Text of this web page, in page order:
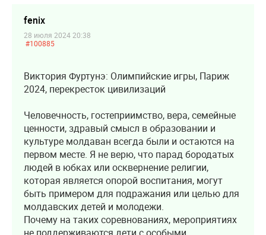
fenix
28 июля 2024 20:38
#100885
Виктория Фуртунэ: Олимпийские игры, Париж
2024, перекресток цивилизаций
Человечность, гостеприимство, вера, семейные
ценности, здравый смысл в образовании и
культуре молдаван всегда были и остаются на
первом месте. Я не верю, что парад бородатых
людей в юбках или осквернение религии,
которая является опорой воспитания, могут
быть примером для подражания или целью для
молдавских детей и молодежи.
Почему на таких соревнованиях, мероприятиях